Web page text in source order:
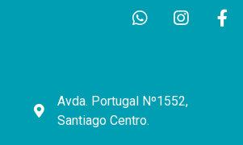
Avda. Portugal Nº1552,
Santiago Centro.